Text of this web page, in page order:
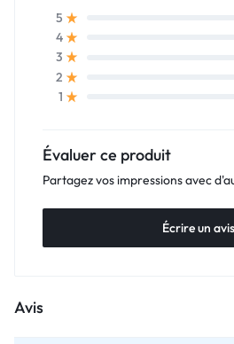
5
4
3
2
1
Évaluer ce produit
Partagez vos impressions avec
Écrire un avis
Avis